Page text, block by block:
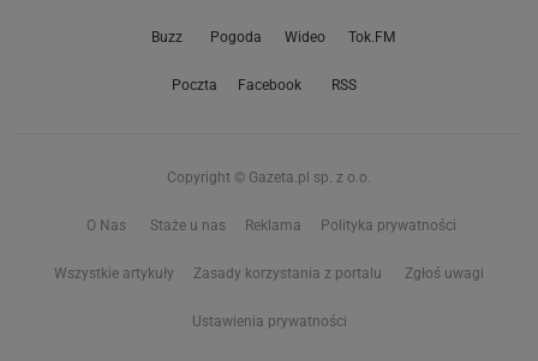
Buzz Pogoda Wideo Tok.FM
Poczta Facebook RSS
Copyright © Gazeta.pl sp. z o.o.
O Nas Staże u nas Reklama Polityka prywatności
Wszystkie artykuły Zasady korzystania z portalu Zgłoś uwagi
Ustawienia prywatności